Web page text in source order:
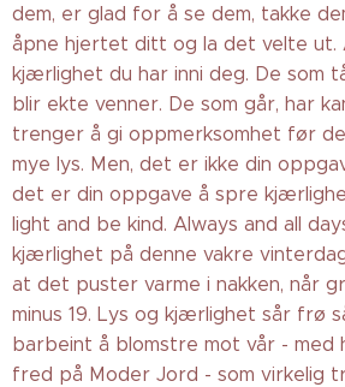
dem, er glad for å se dem, takke
åpne hjertet ditt og la det velte ut.
kjærlighet du har inni deg. De som
blir ekte venner. De som går, har
trenger å gi oppmerksomhet før
mye lys. Men, det er ikke din
det er din oppgave å spre
light and be kind. Always and all
kjærlighet på denne vakre
at det puster varme i nakken, når
minus 19. Lys og kjærlighet sår frø
barbeint å blomstre mot vår -
fred på Moder Jord - som virkelig